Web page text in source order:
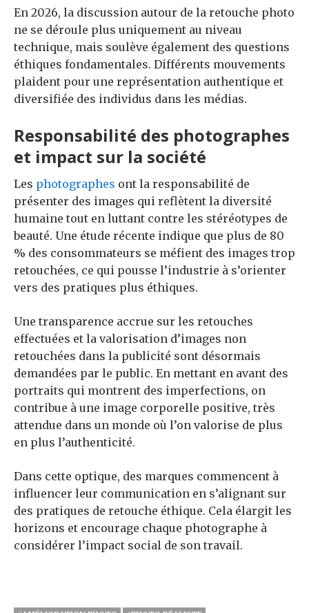
En 2026, la discussion autour de la retouche photo
ne se déroule plus uniquement au niveau
technique, mais soulève également des questions
éthiques fondamentales. Différents mouvements
plaident pour une représentation authentique et
diversifiée des individus dans les médias.
Responsabilité des photographes
et impact sur la société
Les photographes ont la responsabilité de
présenter des images qui reflètent la diversité
humaine tout en luttant contre les stéréotypes de
beauté. Une étude récente indique que plus de 80
% des consommateurs se méfient des images trop
retouchées, ce qui pousse l’industrie à s’orienter
vers des pratiques plus éthiques.
Une transparence accrue sur les retouches
effectuées et la valorisation d’images non
retouchées dans la publicité sont désormais
demandées par le public. En mettant en avant des
portraits qui montrent des imperfections, on
contribue à une image corporelle positive, très
attendue dans un monde où l’on valorise de plus
en plus l’authenticité.
Dans cette optique, des marques commencent à
influencer leur communication en s’alignant sur
des pratiques de retouche éthique. Cela élargit les
horizons et encourage chaque photographe à
considérer l’impact social de son travail.